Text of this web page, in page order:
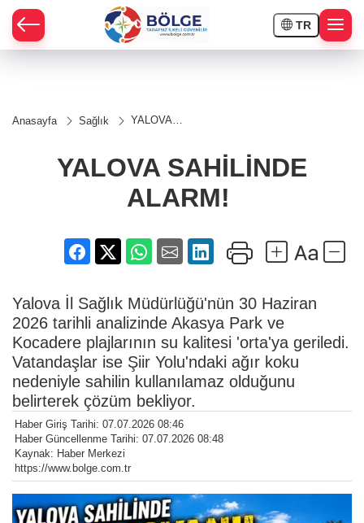
TR
Anasayfa Sağlık
YALOVA
YALOVA SAHİLİNDE
ALARM!
Yalova İl Sağlık Müdürlüğü'nün 30 Haziran
2026 tarihli analizinde Akasya Park ve
Kocadere plajlarının su kalitesi 'orta'ya geriledi.
Vatandaşlar ise Şiir Yolu'ndaki ağır koku
nedeniyle sahilin kullanılamaz olduğunu
belirterek çözüm bekliyor.
Haber Giriş Tarihi: 07.07.2026 08:46
Haber Güncellenme Tarihi: 07.07.2026 08:48
Kaynak: Haber Merkezi
https://www.bolge.com.tr